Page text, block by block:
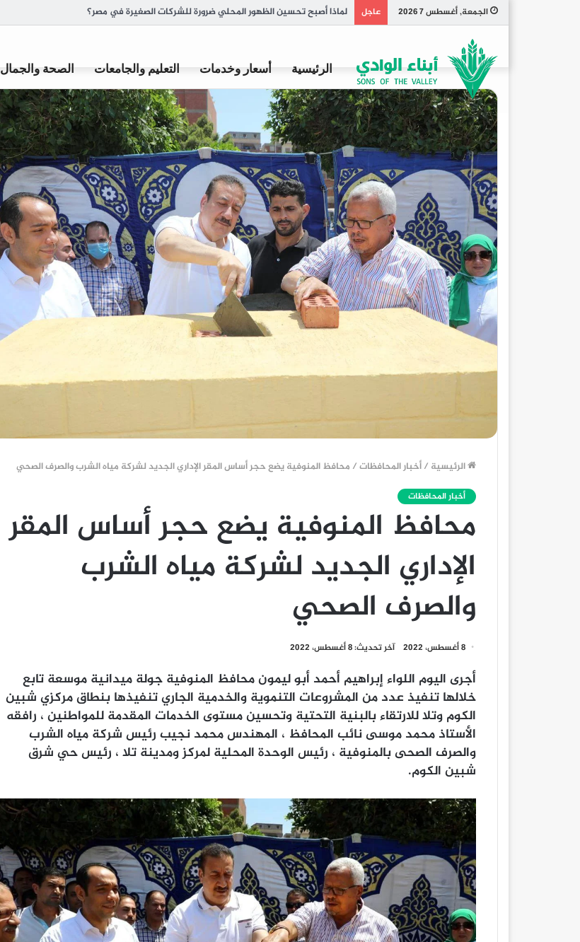
الجمعة, أغسطس 7 2026 عاجل تاريخ الكبسة السعودية وأصل تسميتها
الرئيسية أسعار وخدمات التعليم والجامعات الصحة والجمال
الرئيسية /أخبار المحافظات/ محافظ المنوفية يضع حجر أساس المقر الإداري الجديد لشركة مياه الشرب والصرف الصحي
أخبار المحافظات
محافظ المنوفية يضع حجر أساس المقر
الإداري الجديد لشركة مياه الشرب
والصرف الصحي
8 أغسطس، 2022 آخر تحديث: 8 أغسطس، 2022
أجرى اليوم اللواء إبراهيم أحمد أبو ليمون محافظ المنوفية جولة ميدانية موسعة تابع
خلالها تنفيذ عدد من المشروعات التنموية والخدمية الجاري تنفيذها بنطاق مركزي شبين
الكوم وتلا للارتقاء بالبنية التحتية وتحسين مستوى الخدمات المقدمة للمواطنين ، رافقه
الأستاذ محمد موسى نائب المحافظ ، المهندس محمد نجيب رئيس شركة مياه الشرب
والصرف الصحى بالمنوفية ، رئيس الوحدة المحلية لمركز ومدينة تلا ، رئيس حي شرق
شبين الكوم.